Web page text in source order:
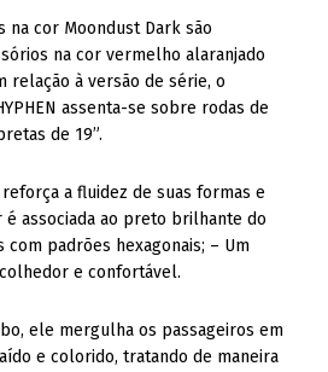
na cor Moondust Dark são
na cor vermelho alaranjado
relação à versão de série, o
assenta-se sobre rodas de
de 19”.
a fluidez de suas formas e
é associada ao preto brilhante do
com padrões hexagonais; – Um
e confortável.
ele mergulha os passageiros em
e colorido, tratando de maneira